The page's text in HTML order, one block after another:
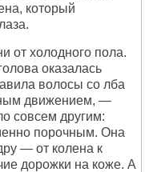
который
от холодного пола.
оказалась
волосы со лба
движением, —
совсем другим:
порочным. Она
— от колена к
дорожки на коже. А